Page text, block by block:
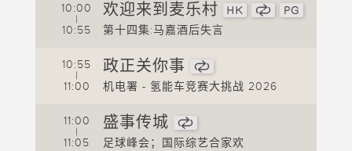
10:00
|
10:55
欢迎来到麦乐村
第十四集:马嘉酒后失言
10:55
|
11:00
政正关你事
机电署 - 氢能车竞赛大挑战 2026
11:00
|
11:05
盛事传城
足球峰会；国际综艺合家欢